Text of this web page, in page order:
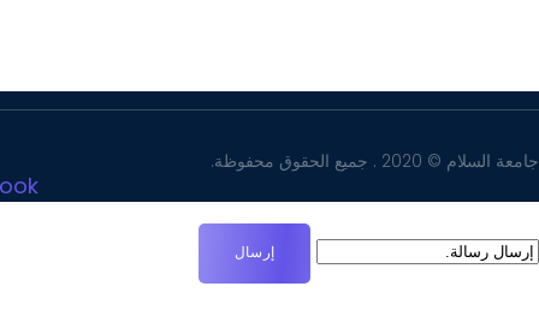
جامعة السلام © 2020 . جميع الحقوق محفوظة.
إرسال